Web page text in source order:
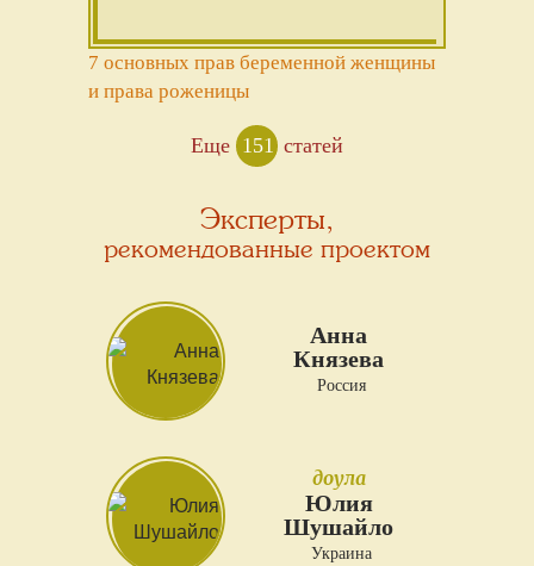
7 основных прав беременной женщины
и права роженицы
Еще 151 статей
Эксперты,
рекомендованные проектом
Анна
Князева
Россия
доула
Юлия
Шушайло
Украина